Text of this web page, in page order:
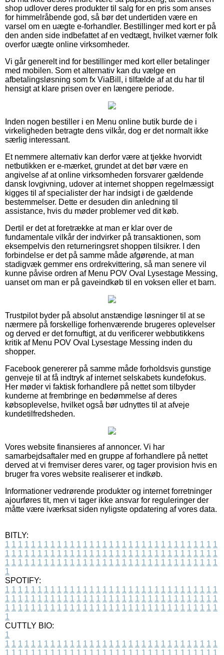
shop udlover deres produkter til salg for en pris som anses
for himmelråbende god, så bør det undertiden være en
varsel om en uægte e-forhandler. Bestillinger med kort er på
den anden side indbefattet af en vedtægt, hvilket værner folk
overfor uægte online virksomheder.
Vi går generelt ind for bestillinger med kort eller betalinger
med mobilen. Som et alternativ kan du vælge en
afbetalingsløsning som fx ViaBill, i tilfælde af at du har til
hensigt at klare prisen over en længere periode.
Inden nogen bestiller i en Menu online butik burde de i
virkeligheden betragte dens vilkår, dog er det normalt ikke
særlig interessant.
Et nemmere alternativ kan derfor være at tjekke hvorvidt
netbutikken er e-mærket, grundet at det bør være en
angivelse af at online virksomheden forsvarer gældende
dansk lovgivning, udover at internet shoppen regelmæssigt
kigges til af specialister der har indsigt i de gældende
bestemmelser. Dette er desuden din anledning til
assistance, hvis du møder problemer ved dit køb.
Dertil er det at foretrække at man er klar over de
fundamentale vilkår der indvirker på transaktionen, som
eksempelvis den returneringsret shoppen tilsikrer. I den
forbindelse er det på samme måde afgørende, at man
stadigvæk gemmer ens ordrekvittering, så man senere vil
kunne påvise ordren af Menu POV Oval Lysestage Messing,
uanset om man er på gaveindkøb til en voksen eller et barn.
Trustpilot byder på absolut anstændige løsninger til at se
nærmere på forskellige forhenværende brugeres oplevelser
og derved er det fornuftigt, at du verificerer webbutikkens
kritik af Menu POV Oval Lysestage Messing inden du
shopper.
Facebook genererer på samme måde forholdsvis gunstige
genveje til at få indtryk af internet selskabets kundefokus.
Her møder vi faktisk forhandlere på nettet som tilbyder
kunderne at frembringe en bedømmelse af deres
købsoplevelse, hvilket også bør udnyttes til at afveje
kundetilfredsheden.
Vores website finansieres af annoncer. Vi har
samarbejdsaftaler med en gruppe af forhandlere på nettet
derved at vi fremviser deres varer, og tager provision hvis en
bruger fra vores website realiserer et indkøb.
Informationer vedrørende produkter og internet forretninger
ajourføres tit, men vi tager ikke ansvar for reguleringer der
måtte være iværksat siden nyligste opdatering af vores data.
BITLY:
1 1 1 1 1 1 1 1 1 1 1 1 1 1 1 1 1 1 1 1 1 1 1 1 1 1 1 1 1 1 1 1 1
1 1 1 1 1 1 1 1 1 1 1 1 1 1 1 1 1 1 1 1 1 1 1 1 1 1 1 1 1 1 1 1 1
1 1 1 1 1 1 1 1 1 1 1 1 1 1 1 1 1 1 1 1 1 1 1 1 1 1 1 1 1 1 1 1 1
1
SPOTIFY:
1 1 1 1 1 1 1 1 1 1 1 1 1 1 1 1 1 1 1 1 1 1 1 1 1 1 1 1 1 1 1 1 1
1 1 1 1 1 1 1 1 1 1 1 1 1 1 1 1 1 1 1 1 1 1 1 1 1 1 1 1 1 1 1 1 1
1 1 1 1 1 1 1 1 1 1 1 1 1 1 1 1 1 1 1 1 1 1 1 1 1 1 1 1 1 1 1 1 1
1
CUTTLY BIO:
1
1 1 1 1 1 1 1 1 1 1 1 1 1 1 1 1 1 1 1 1 1 1 1 1 1 1 1 1 1 1 1 1 1
1 1 1 1 1 1 1 1 1 1 1 1 1 1 1 1 1 1 1 1 1 1 1 1 1 1 1 1 1 1 1 1 1